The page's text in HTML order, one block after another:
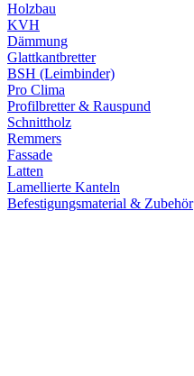
Holzbau
KVH
Dämmung
Glattkantbretter
BSH (Leimbinder)
Pro Clima
Profilbretter & Rauspund
Schnittholz
Remmers
Fassade
Latten
Lamellierte Kanteln
Befestigungsmaterial & Zubehör